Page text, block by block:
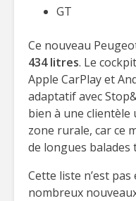
GT
Ce nouveau
434 litres. Le
Apple CarPlay et
adaptatif avec
bien à une clientèle
zone rurale, car ce
de longues
Cette liste n’est
nombreux